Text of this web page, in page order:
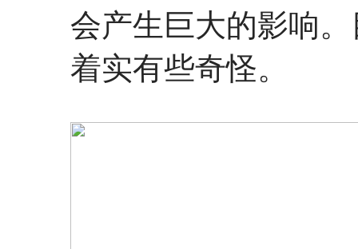
会产生巨大的影响
着实有些奇怪。